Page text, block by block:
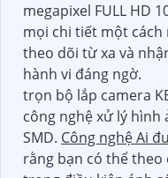
megapixel FULL HD
mọi chi tiết một cách
theo dõi từ xa và
hành vi đáng ngờ.
trọn bộ lắp camera
công nghệ xử lý hình
SMD. Công nghệ Ai
rằng bạn có thể theo